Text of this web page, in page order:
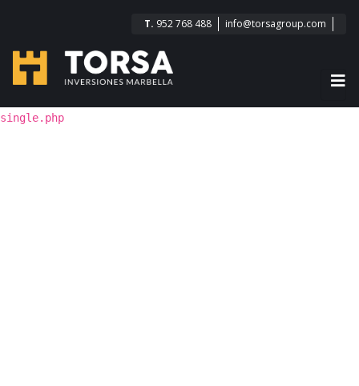
T. 952 768 488 info@torsagroup.com
single.php